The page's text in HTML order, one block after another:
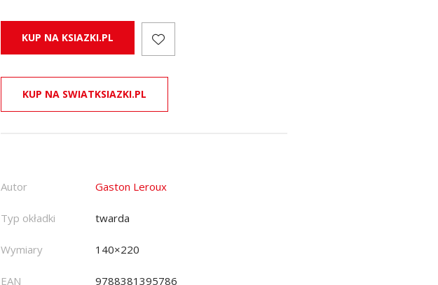
KUP NA KSIAZKI.PL
KUP NA SWIATKSIAZKI.PL
Autor Gaston Leroux
Typ okładki twarda
Wymiary 140×220
EAN 9788381395786